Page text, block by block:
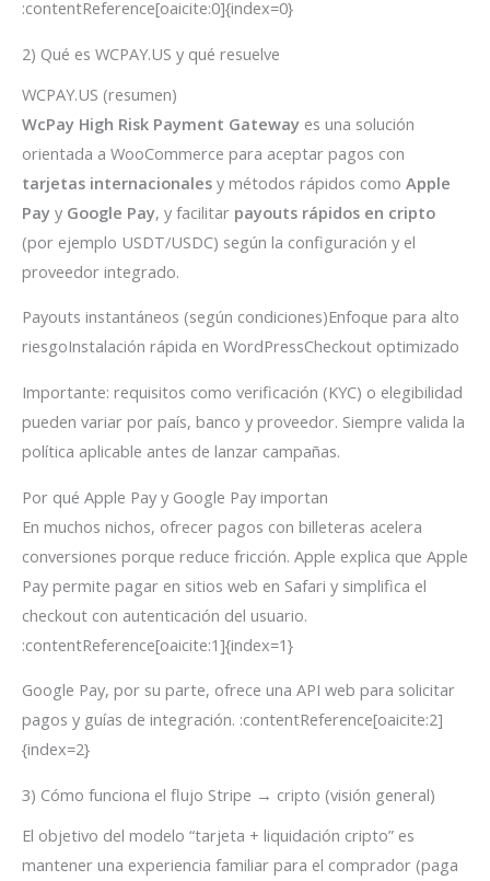
:contentReference[oaicite:0]{index=0}
2) Qué es WCPAY.US y qué resuelve
WCPAY.US (resumen)
WcPay High Risk Payment Gateway es una solución
orientada a WooCommerce para aceptar pagos con
tarjetas internacionales y métodos rápidos como Apple
Pay y Google Pay, y facilitar payouts rápidos en cripto
(por ejemplo USDT/USDC) según la configuración y el
proveedor integrado.
Payouts instantáneos (según condiciones)Enfoque para alto
riesgoInstalación rápida en WordPressCheckout optimizado
Importante: requisitos como verificación (KYC) o elegibilidad
pueden variar por país, banco y proveedor. Siempre valida la
política aplicable antes de lanzar campañas.
Por qué Apple Pay y Google Pay importan
En muchos nichos, ofrecer pagos con billeteras acelera
conversiones porque reduce fricción. Apple explica que Apple
Pay permite pagar en sitios web en Safari y simplifica el
checkout con autenticación del usuario.
:contentReference[oaicite:1]{index=1}
Google Pay, por su parte, ofrece una API web para solicitar
pagos y guías de integración. :contentReference[oaicite:2]
{index=2}
3) Cómo funciona el flujo Stripe → cripto (visión general)
El objetivo del modelo “tarjeta + liquidación cripto” es
mantener una experiencia familiar para el comprador (paga